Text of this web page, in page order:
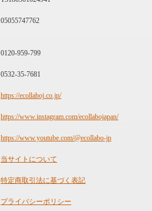
05055747762
0120-959-799
0532-35-7681
https://ecollaboj.co.jp/
https://www.instagram.com/ecollabojapan/
https://www.youtube.com/@ecollabo-jp
当サイトについて
特定商取引法に基づく表記
プライバシーポリシー